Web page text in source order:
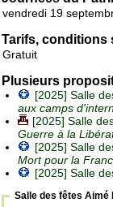
vendredi 19
Tarifs, conditions
Gratuit
Plusieurs
[2025] Salle
aux camps
[2025] Salle
Guerre à la
[2025] Salle
Mort pour la
[2025] Salle
Salle des fêtes Aimé